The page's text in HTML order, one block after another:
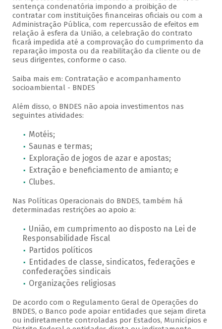
sentença condenatória impondo a proibição de
contratar com instituições financeiras oficiais ou com a
Administração Pública, com repercussão de efeitos em
relação à esfera da União, a celebração do contrato
ficará impedida até a comprovação do cumprimento da
reparação imposta ou da reabilitação da cliente ou de
seus dirigentes, conforme o caso.
Saiba mais em: Contratação e acompanhamento
socioambiental - BNDES
Além disso, o BNDES não apoia investimentos nas
seguintes atividades:
Motéis;
Saunas e termas;
Exploração de jogos de azar e apostas;
Extração e beneficiamento de amianto; e
Clubes.
Nas Políticas Operacionais do BNDES, também há
determinadas restrições ao apoio a:
União, em cumprimento ao disposto na Lei de
Responsabilidade Fiscal
Partidos políticos
Entidades de classe, sindicatos, federações e
confederações sindicais
Organizações religiosas
De acordo com o Regulamento Geral de Operações do
BNDES, o Banco pode apoiar entidades que sejam direta
ou indiretamente controladas por Estados, Municípios e